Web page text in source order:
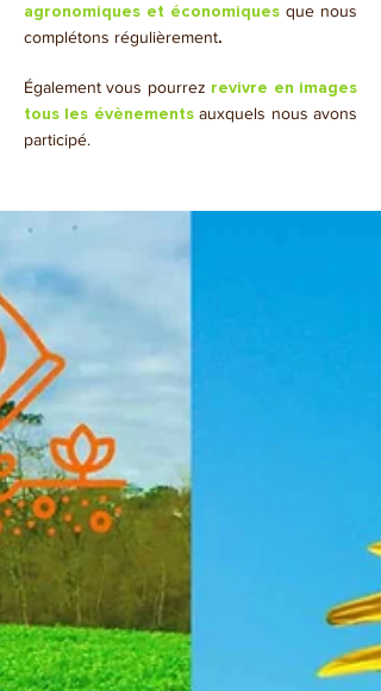
agronomiques et économiques que nous
complétons régulièrement.
​Également vous pourrez revivre en images
tous les évènementsauxquels nous avons
participé.